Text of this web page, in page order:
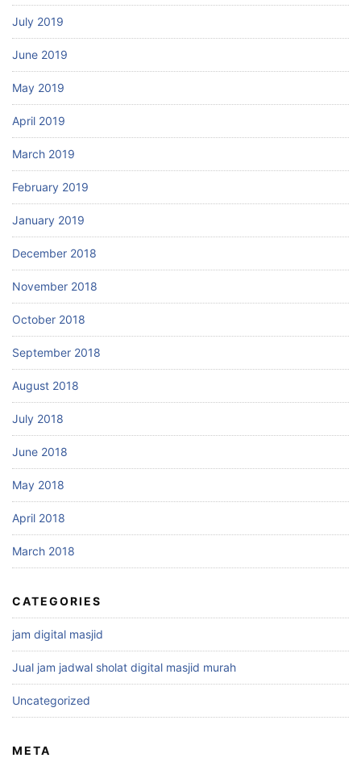
July 2019
June 2019
May 2019
April 2019
March 2019
February 2019
January 2019
December 2018
November 2018
October 2018
September 2018
August 2018
July 2018
June 2018
May 2018
April 2018
March 2018
CATEGORIES
jam digital masjid
Jual jam jadwal sholat digital masjid murah
Uncategorized
META